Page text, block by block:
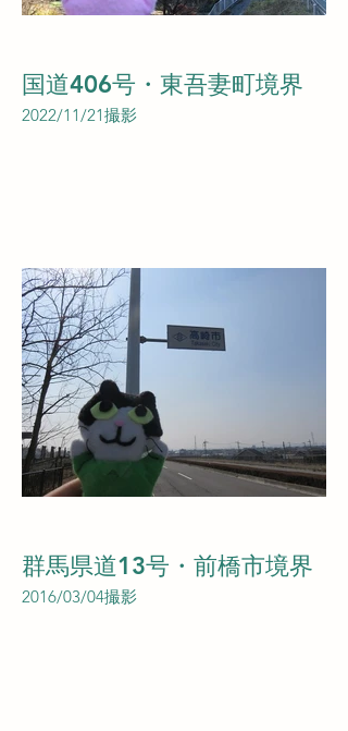
国道406号・東吾妻町境界
2022/11/21撮影
群馬県道13号・前橋市境界
2016/03/04撮影